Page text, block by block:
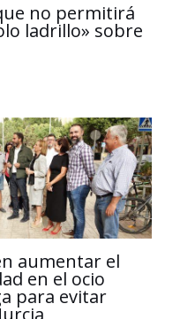
no permitirá
ladrillo» sobre
aumentar el
en el ocio
para evitar